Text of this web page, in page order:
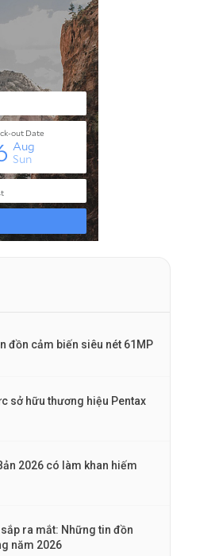
đồn cảm biến siêu nét 61MP
năm 2026